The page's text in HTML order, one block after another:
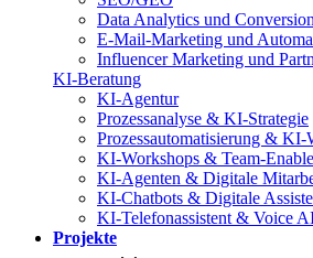
Data Analytics und
E-Mail-Marketing und
Influencer Marketing und
KI-Beratung
KI-Agentur
Prozessanalyse & KI-Strategie
Prozessautomatisierung &
KI-Workshops & Team-
KI-Agenten & Digitale
KI-Chatbots & Digitale
KI-Telefonassistent & Voice
Projekte